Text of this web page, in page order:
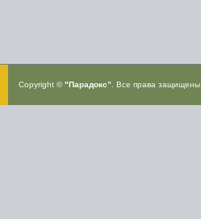
Copyright ©"Парадокс” . Все права защищены